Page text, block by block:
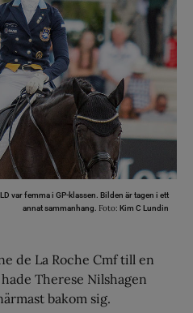
var femma i GP-klassen. Bilden är tagen i ett
annat sammanhang. Foto: Kim C Lundin
de La Roche Cmf till en
Therese Nilshagen
bakom sig.